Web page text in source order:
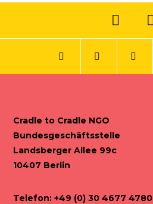
Cradle to Cradle NGO
Bundesgeschäftsstelle
Landsberger Allee 99c
10407 Berlin
Telefon: +49 (0) 30 4677 4780